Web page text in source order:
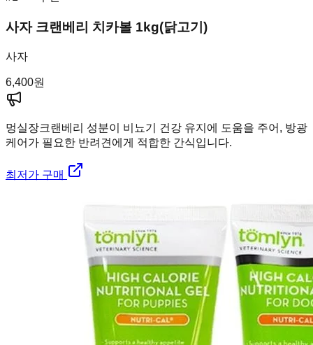
사자 크랜베리 치카볼 1kg(닭고기)
사자
6,400원
멍실장크랜베리 성분이 비뇨기 건강 유지에 도움을 주어, 방광
케어가 필요한 반려견에게 적합한 간식입니다.
최저가 구매